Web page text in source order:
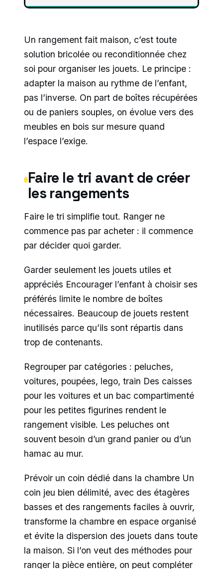
Un rangement fait maison, c’est toute
solution bricolée ou reconditionnée chez
soi pour organiser les jouets. Le principe :
adapter la maison au rythme de l’enfant,
pas l’inverse. On part de boîtes récupérées
ou de paniers souples, on évolue vers des
meubles en bois sur mesure quand
l’espace l’exige.
Faire le tri avant de créer
les rangements
Faire le tri simplifie tout. Ranger ne
commence pas par acheter : il commence
par décider quoi garder.
Garder seulement les jouets utiles et
appréciés Encourager l’enfant à choisir ses
préférés limite le nombre de boîtes
nécessaires. Beaucoup de jouets restent
inutilisés parce qu’ils sont répartis dans
trop de contenants.
Regrouper par catégories : peluches,
voitures, poupées, lego, train Des caisses
pour les voitures et un bac compartimenté
pour les petites figurines rendent le
rangement visible. Les peluches ont
souvent besoin d’un grand panier ou d’un
hamac au mur.
Prévoir un coin dédié dans la chambre Un
coin jeu bien délimité, avec des étagères
basses et des rangements faciles à ouvrir,
transforme la chambre en espace organisé
et évite la dispersion des jouets dans toute
la maison. Si l’on veut des méthodes pour
ranger la pièce entière, on peut compléter